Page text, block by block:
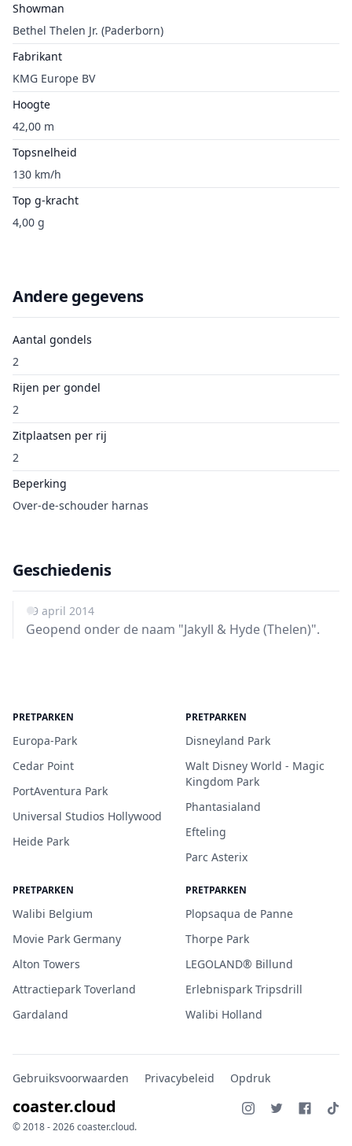
Showman
Bethel Thelen Jr. (Paderborn)
Fabrikant
KMG Europe BV
Hoogte
42,00 m
Topsnelheid
130 km/h
Top g-kracht
4,00 g
Andere gegevens
Aantal gondels
2
Rijen per gondel
2
Zitplaatsen per rij
2
Beperking
Over-de-schouder harnas
Geschiedenis
19 april 2014
Geopend onder de naam "Jakyll & Hyde (Thelen)".
PRETPARKEN
Europa-Park
Cedar Point
PortAventura Park
Universal Studios Hollywood
Heide Park
PRETPARKEN
Disneyland Park
Walt Disney World - Magic
Kingdom Park
Phantasialand
Efteling
Parc Asterix
PRETPARKEN
Walibi Belgium
Movie Park Germany
Alton Towers
Attractiepark Toverland
Gardaland
PRETPARKEN
Plopsaqua de Panne
Thorpe Park
LEGOLAND® Billund
Erlebnispark Tripsdrill
Walibi Holland
Gebruiksvoorwaarden Privacybeleid Opdruk
coaster.cloud
© 2018 - 2026 coaster.cloud.